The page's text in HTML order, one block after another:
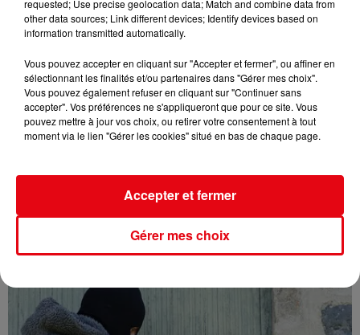
°C...
requested; Use precise geolocation data; Match and combine data from
other data sources; Link different devices; Identify devices based on
information transmitted automatically.
Vous pouvez accepter en cliquant sur "Accepter et fermer", ou affiner en
sélectionnant les finalités et/ou partenaires dans "Gérer mes choix".
Vous pouvez également refuser en cliquant sur "Continuer sans
accepter". Vos préférences ne s'appliqueront que pour ce site. Vous
pouvez mettre à jour vos choix, ou retirer votre consentement à tout
moment via le lien "Gérer les cookies" situé en bas de chaque page.
Gérer mes choix
Accepter et fermer